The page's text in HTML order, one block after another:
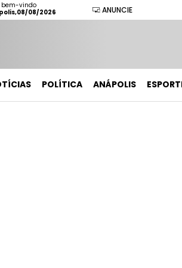
bem-vindo
08/2026
ANUNCIE
POLÍTICA ANÁPOLIS